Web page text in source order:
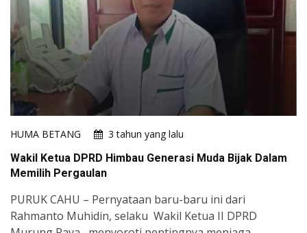
HUMA BETANG
3 tahun yang lalu
Wakil Ketua DPRD Himbau Generasi Muda Bijak Dalam
Memilih Pergaulan
PURUK CAHU – Pernyataan baru-baru ini dari
Rahmanto Muhidin, selaku Wakil Ketua II DPRD